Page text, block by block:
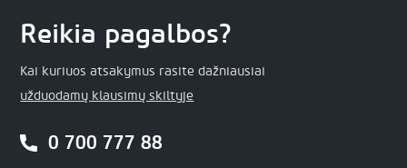
Reikia pagalbos?
Kai kuriuos atsakymus rasite dažniausiai
užduodamų klausimų skiltyje
0 700 777 88